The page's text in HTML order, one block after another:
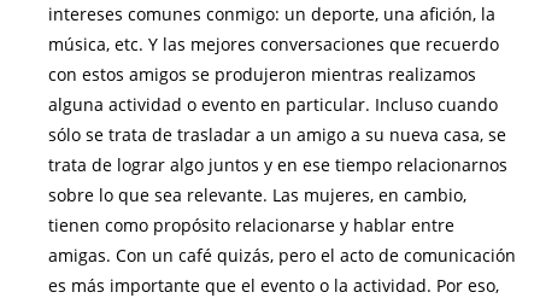
intereses comunes conmigo: un deporte, una afición, la
música, etc. Y las mejores conversaciones que recuerdo
con estos amigos se produjeron mientras realizamos
alguna actividad o evento en particular. Incluso cuando
sólo se trata de trasladar a un amigo a su nueva casa, se
trata de lograr algo juntos y en ese tiempo relacionarnos
sobre lo que sea relevante. Las mujeres, en cambio,
tienen como propósito relacionarse y hablar entre
amigas. Con un café quizás, pero el acto de comunicación
es más importante que el evento o la actividad. Por eso,